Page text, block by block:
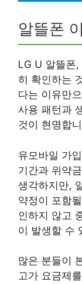
알뜰폰
LG U 알뜰폰,
히 확인하는
다는 이유만
사용 패턴과
것이 현명합
유모바일 가
기간과 위약
생각하지만,
약정이 포함
인하지 않고
이 발생할 수
많은 분들이
고가 요금제